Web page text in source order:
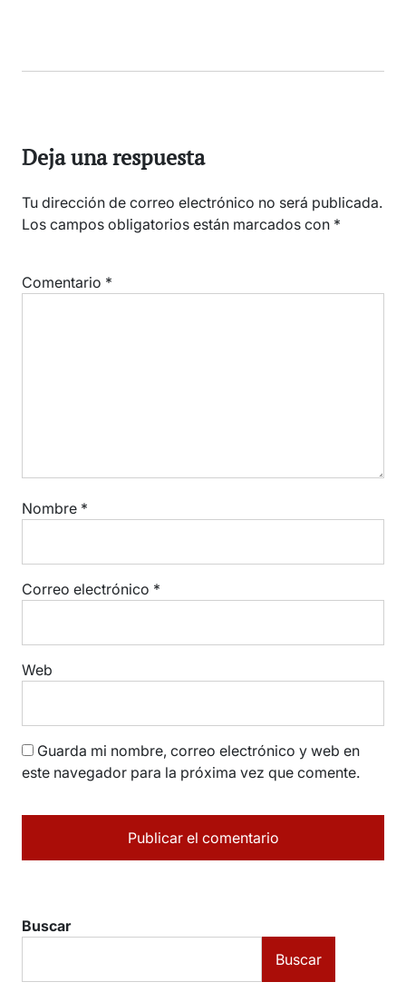
Deja una respuesta
Tu dirección de correo electrónico no será publicada.
Los campos obligatorios están marcados con *
Comentario *
Nombre *
Correo electrónico *
Web
Guarda mi nombre, correo electrónico y web en
este navegador para la próxima vez que comente.
Buscar
Buscar